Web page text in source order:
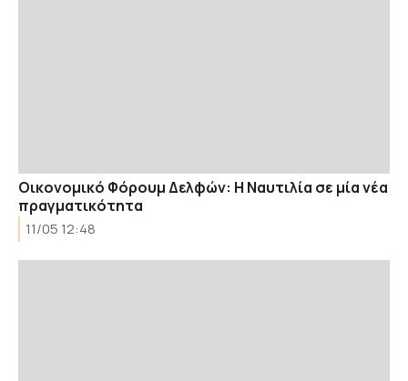
Οικονομικό Φόρουμ Δελφών: Η Ναυτιλία σε μία νέα
πραγματικότητα
11/05 12:48